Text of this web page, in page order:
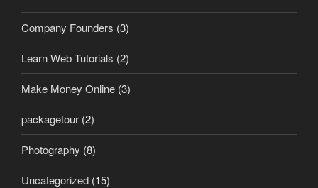
Company Founders (3)
Learn Web Tutorials (2)
Make Money Online (3)
packagetour (2)
Photography (8)
Uncategorized (15)